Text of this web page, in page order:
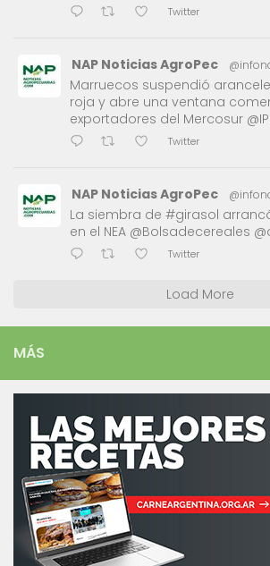
Twitter
NAP Noticias AgroPec
Marruecos suspendió
roja y abre una ventana
exportadores del Mercosur
Twitter
NAP Noticias AgroPec
La siembra de #girasol
en el NEA @Bolsadecereales
Twitter
Load More
MÁS